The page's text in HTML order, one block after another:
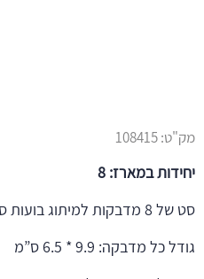
מק"ט:108415
יחידות במארז: 8
סט של 8 מדבקות למיתוג בועות סבון
גודל כל מדבקה: 9.9 * 6.5 ס”מ